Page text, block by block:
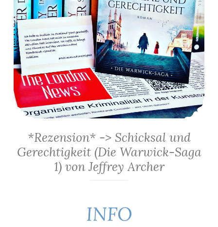
*Rezension* -> Schicksal und
Gerechtigkeit (Die Warwick-Saga
1) von Jeffrey Archer
INFO